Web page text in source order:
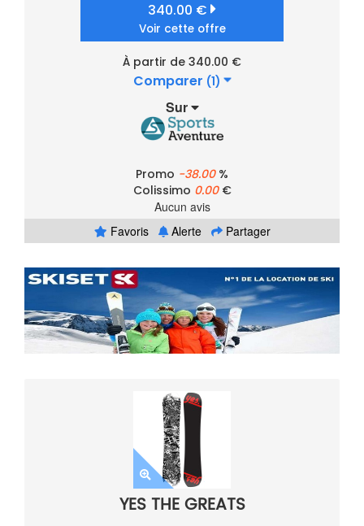
340.00 €
Voir cette offre
À partir de 340.00 €
Comparer (1)
Sur
Promo -38.00%
Colissimo 0.00€
Aucun avis
Favoris
Alerte Partager
YES THE GREATS